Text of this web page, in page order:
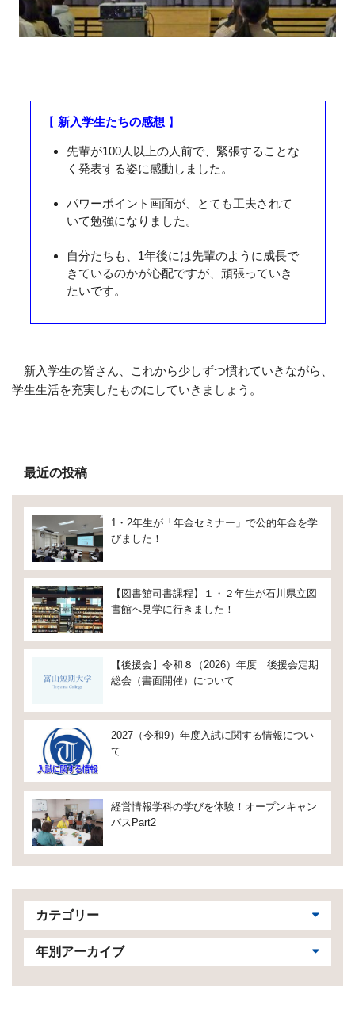
【 新入学生たちの感想 】
先輩が100人以上の人前で、緊張することな
く発表する姿に感動しました。
パワーポイント画面が、とても工夫されて
いて勉強になりました。
自分たちも、1年後には先輩のように成長で
きているのかが心配ですが、頑張っていき
たいです。
新入学生の皆さん、これから少しずつ慣れていきながら、
学生生活を充実したものにしていきましょう。
最近の投稿
1・2年生が「年金セミナー」で公的年金を学
びました！
【図書館司書課程】１・２年生が石川県立図
書館へ見学に行きました！
【後援会】令和８（2026）年度 後援会定期
総会（書面開催）について
2027（令和9）年度入試に関する情報につい
て
経営情報学科の学びを体験！オープンキャン
パスPart2
カテゴリー
年別アーカイブ